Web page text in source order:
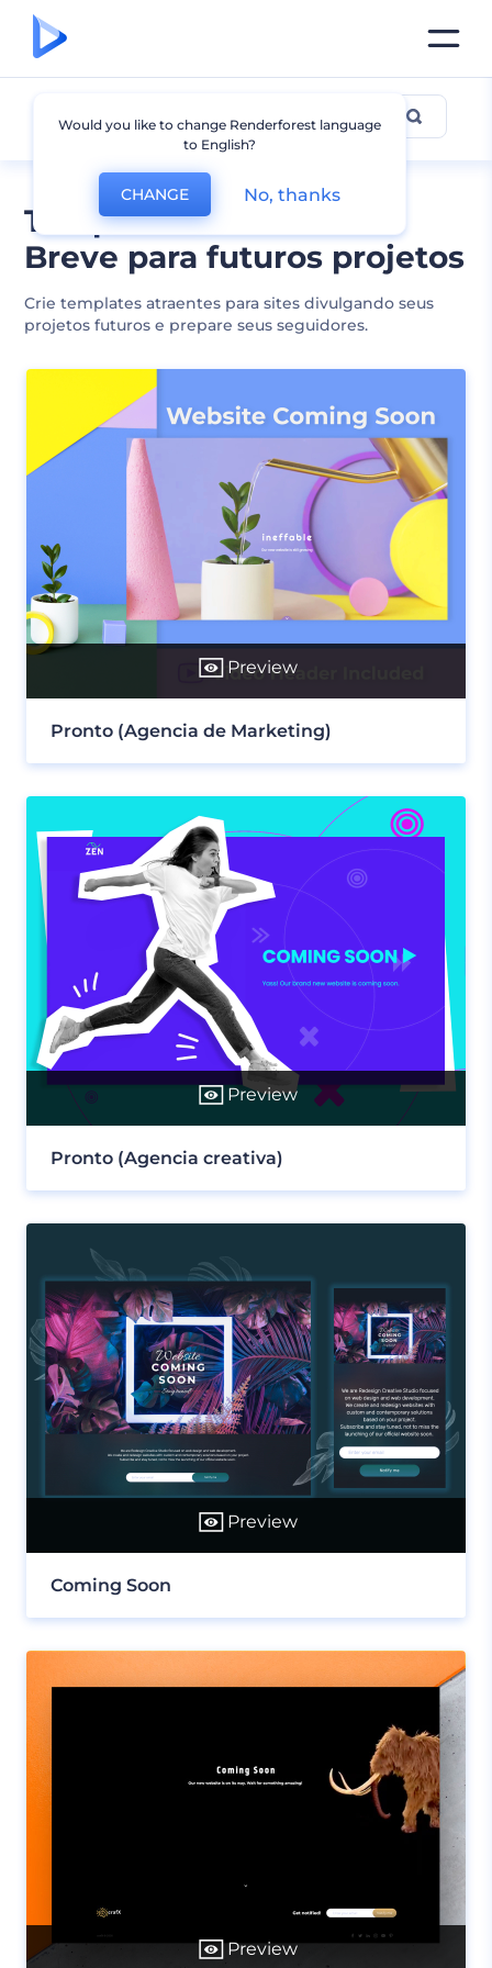
Templates de sites Em
Breve para futuros projetos
Crie templates atraentes para sites divulgando seus
projetos futuros e prepare seus seguidores.
Em breve
Preview
Pronto (Agencia de Marketing)
Preview
Pronto (Agencia creativa)
Preview
Coming Soon
Preview
Would you like to change Renderforest language
to English?
CHANGE No, thanks